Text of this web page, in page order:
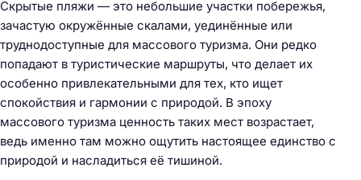
Скрытые пляжи — это небольшие участки побережья,
зачастую окружённые скалами, уединённые или
труднодоступные для массового туризма. Они редко
попадают в туристические маршруты, что делает их
особенно привлекательными для тех, кто ищет
спокойствия и гармонии с природой. В эпоху
массового туризма ценность таких мест возрастает,
ведь именно там можно ощутить настоящее единство с
природой и насладиться её тишиной.